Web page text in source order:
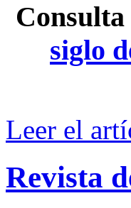
siglo
Leer el
Revista